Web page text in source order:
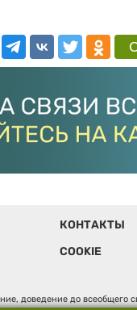
КОНТАКТЫ
COOKIE
доведение до всеобщего